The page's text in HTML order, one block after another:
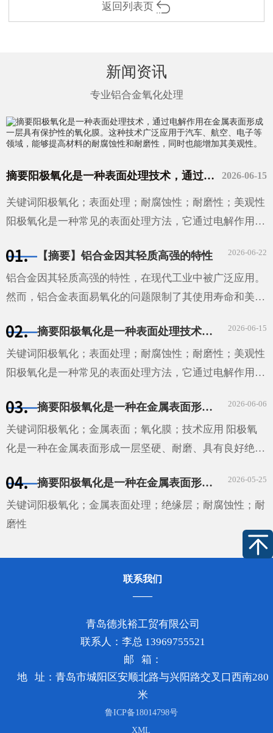
返回列表页
新闻资讯
专业铝合金氧化处理
2026-06-15
摘要阳极氧化是一种表面处理技术，通过电解作用在金属表面形成一层具有保护性的氧化膜。这种技术广泛应用于汽车、航空、电子等领域，能够提高材料的耐腐蚀性和耐磨性，同时也能增加其美观性。
关键词阳极氧化；表面处理；耐腐蚀性；耐磨性；美观性
阳极氧化是一种常见的表面处理方法，它通过电解作用在
够提高材料···
2026-06-22
【摘要】铝合金因其轻质高强的特性
铝合金因其轻质高强的特性，在现代工业中被广泛应用。
然而，铝合金表面易氧化的问题限制了其使用寿命和美观
减缓氧化的方法。通过实验研究，我们发现温度、湿度和
···
2026-06-15
摘要阳极氧化是一种表面处理技术，通过电解作用在金属表面形成一层具有保护性的氧化膜。这种技术广泛应用于汽车、航空、电子等领域，能够提高材料的耐腐蚀性和耐磨性，同时也能增加其美观性。
关键词阳极氧化；表面处理；耐腐蚀性；耐磨性；美观性
阳极氧化是一种常见的表面处理方法，它通过电解作用在
够提高材料的耐腐蚀性和耐磨性，还能增加其美观性。
···
2026-06-06
摘要阳极氧化是一种在金属表面形成一层坚硬、耐磨、具有良好绝缘性能的氧化膜的技术。这种技术广泛应用于汽车、航空、电子等领域，为这些领域的发展提供了重要的技术支持。
关键词阳极氧化；金属表面；氧化膜；技术应用 阳极氧
化是一种在金属表面形成一层坚硬、耐磨、具有良好绝缘
电子等领域，为这些领域的发展提供了重要的技术支持。
···
2026-05-25
摘要阳极氧化是一种在金属表面形成一层坚硬、耐磨和具有良好绝缘性的膜的工艺。它通过将金属或合金置于电解液中，并在其表面施加电压来实现。这种技术广泛应用于汽车、航空、电子和建筑等领域。
关键词阳极氧化；金属表面处理；绝缘层；耐腐蚀性；耐
磨性
联系我们
青岛德兆裕工贸有限公司
联系人：李总 13969755521
邮 箱：
地 址：青岛市城阳区安顺北路与兴阳路交叉口西南280
米
鲁ICP备18014798号
XML